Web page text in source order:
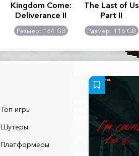
Kingdom Come:
Deliverance II
Размер: 164 GB
The Last of Us
Part II
Remastered
Размер: 116 GB
Топ игры
Шутеры
Платформеры